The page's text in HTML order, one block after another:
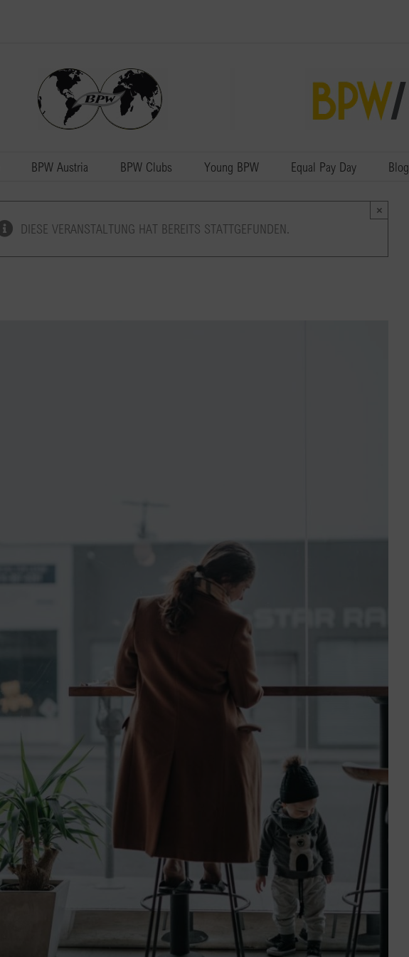
BPW Austria BPW Clubs Young BPW Equal Pay Day Blog
DIESE VERANSTALTUNG HAT BEREITS STATTGEFUNDEN.
×